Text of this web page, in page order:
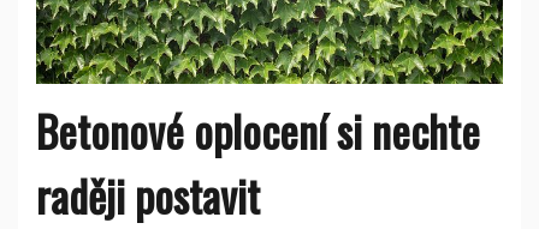
Betonové oplocení si nechte
raději postavit